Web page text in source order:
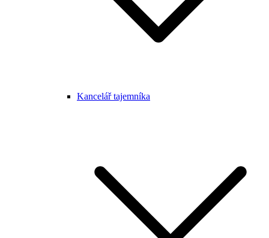
Kancelář tajemníka